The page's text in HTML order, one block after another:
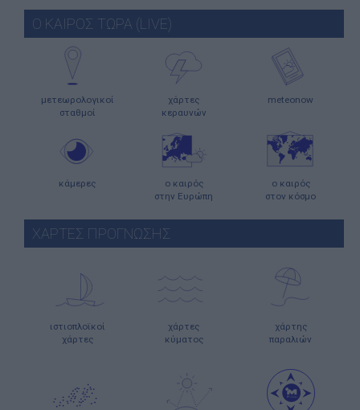
Ο ΚΑΙΡΟΣ ΤΩΡΑ (LIVE)
μετεωρολογικοί
σταθμοί
χάρτες
κεραυνών
meteonow
κάμερες
ο καιρός
στην Ευρώπη
ο καιρός
στον κόσμο
ΧΑΡΤΕΣ ΠΡΟΓΝΩΣΗΣ
ιστιοπλοϊκοί
χάρτες
χάρτες
κύματος
χάρτης
παραλιών